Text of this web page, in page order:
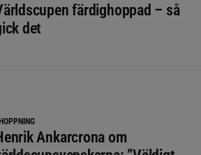
färdighoppad – så
det
Ankarcrona om